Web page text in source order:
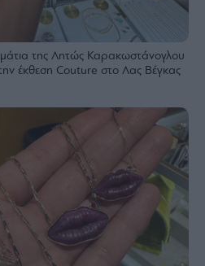
της Λητώς Καρακωστάνογλου
έκθεση Couture στο Λας Βέγκας